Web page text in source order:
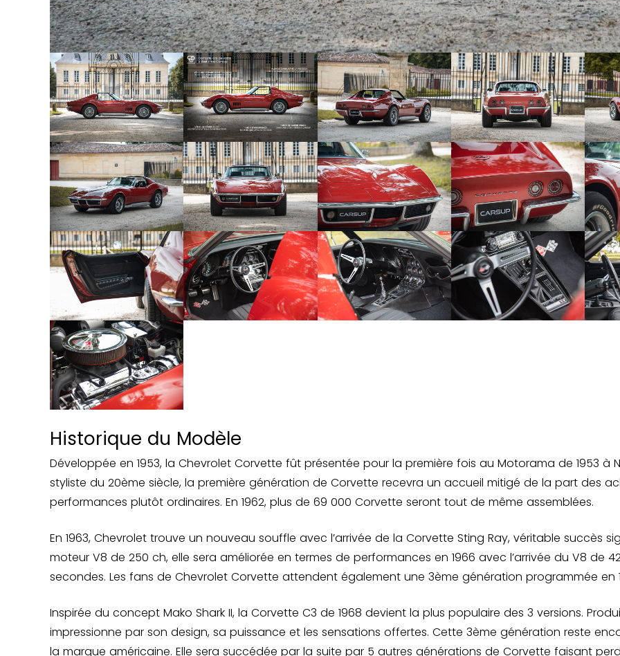
Historique du Modèle
Développée en 1953, la Chevrolet Corvette fût présentée pour la première fois au Motorama de 1953 à
styliste du 20ème siècle, la première génération de Corvette recevra un accueil mitigé de la part des
performances plutôt ordinaires. En 1962, plus de 69 000 Corvette seront tout de même assemblées.
En 1963, Chevrolet trouve un nouveau souffle avec l’arrivée de la Corvette Sting Ray, véritable succès
moteur V8 de 250 ch, elle sera améliorée en termes de performances en 1966 avec l’arrivée du V8 de
secondes. Les fans de Chevrolet Corvette attendent également une 3ème génération programmée en
Inspirée du concept Mako Shark II, la Corvette C3 de 1968 devient la plus populaire des 3 versions.
impressionne par son design, sa puissance et les sensations offertes. Cette 3ème génération reste
la marque américaine. Elle sera succédée par la suite par 5 autres générations de Corvette faisant